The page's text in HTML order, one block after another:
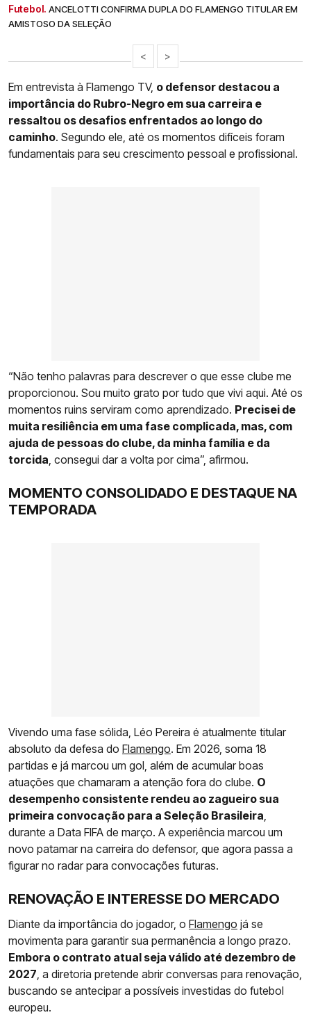
Futebol. ANCELOTTI CONFIRMA DUPLA DO FLAMENGO TITULAR EM
AMISTOSO DA SELEÇÃO
< >
Em entrevista à Flamengo TV, o defensor destacou a
importância do Rubro-Negro em sua carreira e
ressaltou os desafios enfrentados ao longo do
caminho. Segundo ele, até os momentos difíceis foram
fundamentais para seu crescimento pessoal e profissional.
“Não tenho palavras para descrever o que esse clube me
proporcionou. Sou muito grato por tudo que vivi aqui. Até os
momentos ruins serviram como aprendizado. Precisei de
muita resiliência em uma fase complicada, mas, com
ajuda de pessoas do clube, da minha família e da
torcida, consegui dar a volta por cima”, afirmou.
MOMENTO CONSOLIDADO E DESTAQUE NA
TEMPORADA
Vivendo uma fase sólida, Léo Pereira é atualmente titular
absoluto da defesa do Flamengo. Em 2026, soma 18
partidas e já marcou um gol, além de acumular boas
atuações que chamaram a atenção fora do clube. O
desempenho consistente rendeu ao zagueiro sua
primeira convocação para a Seleção Brasileira,
durante a Data FIFA de março. A experiência marcou um
novo patamar na carreira do defensor, que agora passa a
figurar no radar para convocações futuras.
RENOVAÇÃO E INTERESSE DO MERCADO
Diante da importância do jogador, o Flamengo já se
movimenta para garantir sua permanência a longo prazo.
Embora o contrato atual seja válido até dezembro de
2027, a diretoria pretende abrir conversas para renovação,
buscando se antecipar a possíveis investidas do futebol
europeu.